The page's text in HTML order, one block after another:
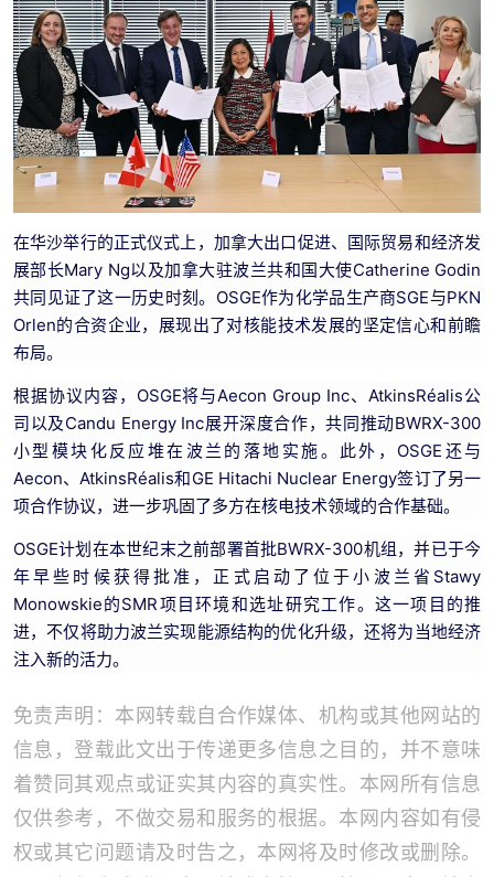
在华沙举行的正式仪式上，加拿大出口促进、国际贸易和经济发
展部长Mary Ng以及加拿大驻波兰共和国大使Catherine Godin
共同见证了这一历史时刻。OSGE作为化学品生产商SGE与PKN
Orlen的合资企业，展现出了对核能技术发展的坚定信心和前瞻
布局。
根据协议内容，OSGE将与Aecon Group Inc、AtkinsRéalis公
司以及Candu Energy Inc展开深度合作，共同推动BWRX-300
小型模块化反应堆在波兰的落地实施。此外，OSGE还与
Aecon、AtkinsRéalis和GE Hitachi Nuclear Energy签订了另一
项合作协议，进一步巩固了多方在核电技术领域的合作基础。
OSGE计划在本世纪末之前部署首批BWRX-300机组，并已于今
年早些时候获得批准，正式启动了位于小波兰省Stawy
Monowskie的SMR项目环境和选址研究工作。这一项目的推
进，不仅将助力波兰实现能源结构的优化升级，还将为当地经济
注入新的活力。
免责声明：本网转载自合作媒体、机构或其他网站的
信息，登载此文出于传递更多信息之目的，并不意味
着赞同其观点或证实其内容的真实性。本网所有信息
仅供参考，不做交易和服务的根据。本网内容如有侵
权或其它问题请及时告之，本网将及时修改或删除。